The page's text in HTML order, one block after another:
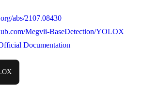
abs/2107.08430
Megvii-BaseDetection/YOLOX
Documentation